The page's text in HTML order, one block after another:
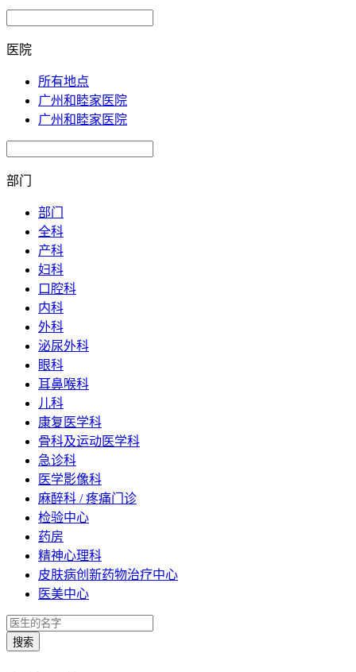
医院
所有地点
广州和睦家医院
广州和睦家医院
部门
部门
全科
产科
妇科
口腔科
内科
外科
泌尿外科
眼科
耳鼻喉科
儿科
康复医学科
骨科及运动医学科
急诊科
医学影像科
麻醉科 / 疼痛门诊
检验中心
药房
精神心理科
皮肤病创新药物治疗中心
医美中心